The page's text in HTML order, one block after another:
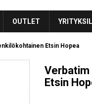
OUTLET
Etsin Hopea
Verbatim
Etsin